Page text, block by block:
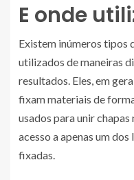
E onde
Existem inúmeros tipos
utilizados de maneiras
resultados. Eles, em
fixam materiais de
usados para unir
acesso a apenas um
fixadas.